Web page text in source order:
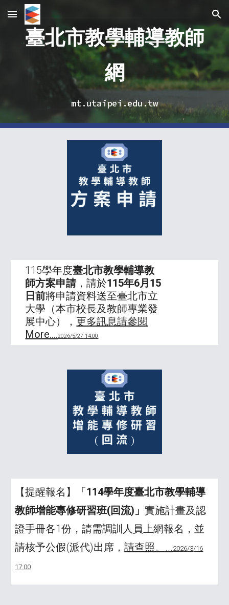
Skip to main content Skip to navigation
臺北市教學輔導教師
網
mt.utaipei.edu.tw
11 5學年度臺北市教學輔導教
師方案申請，請於115年6月 15
日前將申請資料送至臺北市立
大學（本市校長及教師專業發
展中心）， 更多訊息請參閱
More....2026/5/27 14:00
【提醒報名】「114學年度臺北市教學輔導
教師增能專修研習班(回流)」實施計畫及認
證手冊各1份，請需調訓人員上網報名，並
請核予公假(派代)出席，請查照。... 2026/3/16
17:00